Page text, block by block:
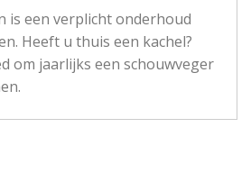
is een verplicht onderhoud
Heeft u thuis een kachel?
om jaarlijks een schouwveger